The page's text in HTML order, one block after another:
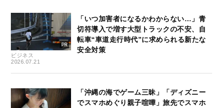
ビジネス
2026.07.21
「いつ加害者になるかわからない…」青
切符導入で増す大型トラックの不安、自
転車“車道走行時代”に求められる新たな
安全対策
「沖縄の海でゲーム三昧」「ディズニー
でスマホめぐり親子喧嘩」旅先でスマホ